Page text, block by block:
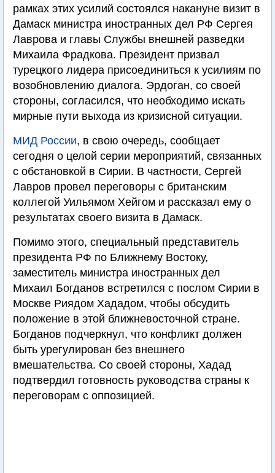
рамках этих усилий состоялся накануне визит в
Дамаск министра иностранных дел РФ Сергея
Лаврова и главы Службы внешней разведки
Михаила Фрадкова. Президент призвал
турецкого лидера присоединиться к усилиям по
возобновлению диалога. Эрдоган, со своей
стороны, согласился, что необходимо искать
мирные пути выхода из кризисной ситуации.
МИД России, в свою очередь, сообщает
сегодня о целой серии мероприятий, связанных
с обстановкой в Сирии. В частности, Сергей
Лавров провел переговоры с британским
коллегой Уильямом Хейгом и рассказал ему о
результатах своего визита в Дамаск.
Помимо этого, специальный представитель
президента РФ по Ближнему Востоку,
заместитель министра иностранных дел
Михаил Богданов встретился с послом Сирии в
Москве Риядом Хададом, чтобы обсудить
положение в этой ближневосточной стране.
Богданов подчеркнул, что конфликт должен
быть урегулирован без внешнего
вмешательства. Со своей стороны, Хадад
подтвердил готовность руководства страны к
переговорам с оппозицией.